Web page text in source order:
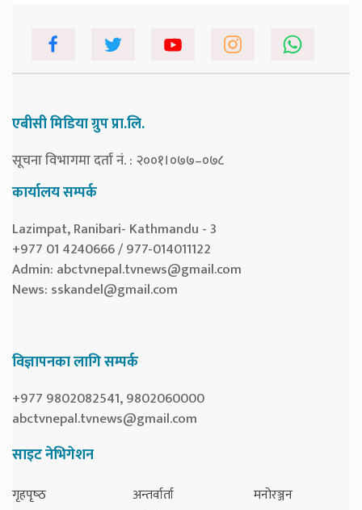
एबीसी मिडिया ग्रुप प्रा.लि.
सूचना विभागमा दर्ता नं. : २००१।०७७–०७८
कार्यालय सम्पर्क
Lazimpat, Ranibari- Kathmandu - 3
+977 01 4240666 / 977-014011122
Admin: abctvnepal.tvnews@gmail.com
News: sskandel@gmail.com
विज्ञापनका लागि सम्पर्क
+977 9802082541, 9802060000
abctvnepal.tvnews@gmail.com
साइट नेभिगेशन
गृहपृष्‍ठ
अन्तर्वार्ता
मनोरञ्जन